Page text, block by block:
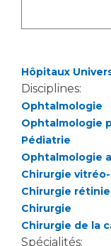
Mouvement
Activité
Cancer
Médecine
Adresser un
Réseaux de soins
Adresser un
Médicale
Radiologie /
Cancérologie
Les pôles
Anatomie et
Adresser un
Centres de
Hôpitaux
Disciplines:
Ophtalmologie
Ophtalmologie
Pédiatrie
Ophtalmologie
Chirurgie
Chirurgie
Chirurgie
Chirurgie de la
Spécialités: